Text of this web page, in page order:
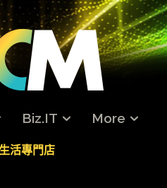
Biz.IT More
活專門店